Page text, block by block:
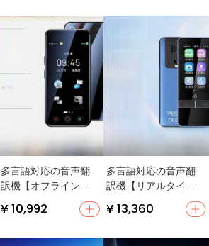
多言語対応の音声翻
訳機【オフライン撮
影可・大画面・旅行
用】
¥ 10,992
多言語対応の音声翻
訳機【リアルタイム
同時通訳・オフライ
ン利用可】
¥ 13,360